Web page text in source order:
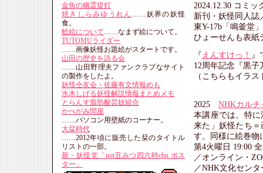
金魚の幽霊提灯
焼きしらみゆうれん ……妖界の妖怪
食。
鯰絵について……なまず絵について。
TUTOMUライダー
……画像妖怪お題絵がスタートです。
山田の歴史を語る会
……山田野理夫ファンクラブなサイト
の製作をしたよ。
妖怪仝友会・佐藤有文情報めも
水木しげる妖怪解説情報まとめメモ
とらんす脂肪酸芸妓組合
かべがみ問屋
……パソコン用壁紙のコーナー。
大栞時代
……2012年頃に販売した栞のタイトル
リストの一部。
新・妖怪党「not丑みつ四六時chu ポス
ター」
2024.12.30 コミッ
新刊・妖怪同人誌
東Y-17b「鳴釜堂
ひょーせんも表紙
『えんすけっ！ 』
12周年記念『黒
（こちらもイラ
2025 NHKカルチ
本講座では、特
来た」妖怪たち
す。同様に絵巻物
第4火曜日 19:00
／オンライン・
／NHK文化セン